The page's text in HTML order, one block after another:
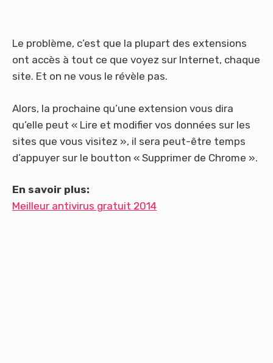
Le problème, c’est que la plupart des extensions
ont accès à tout ce que voyez sur Internet, chaque
site. Et on ne vous le révèle pas.
Alors, la prochaine qu’une extension vous dira
qu’elle peut « Lire et modifier vos données sur les
sites que vous visitez », il sera peut-être temps
d’appuyer sur le boutton « Supprimer de Chrome ».
En savoir plus:
Meilleur antivirus gratuit 2014